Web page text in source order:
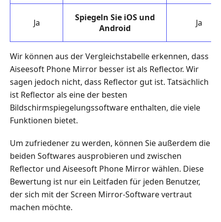
Ja
Spiegeln Sie iOS und
Android
Ja
Wir können aus der Vergleichstabelle erkennen, dass
Aiseesoft Phone Mirror besser ist als Reflector. Wir
sagen jedoch nicht, dass Reflector gut ist. Tatsächlich
ist Reflector als eine der besten
Bildschirmspiegelungssoftware enthalten, die viele
Funktionen bietet.
Um zufriedener zu werden, können Sie außerdem die
beiden Softwares ausprobieren und zwischen
Reflector und Aiseesoft Phone Mirror wählen. Diese
Bewertung ist nur ein Leitfaden für jeden Benutzer,
der sich mit der Screen Mirror-Software vertraut
machen möchte.